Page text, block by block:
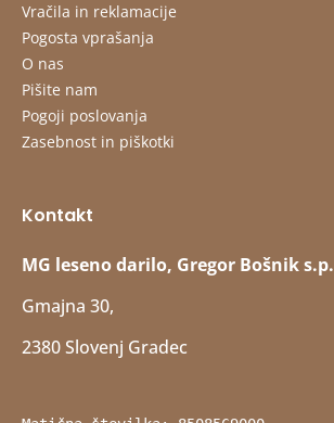
Vračila in reklamacije
Pogosta vprašanja
O nas
Pišite nam
Pogoji poslovanja
Zasebnost in piškotki
Kontakt
MG leseno darilo, Gregor Bošnik s.p.
Gmajna 30,
2380 Slovenj Gradec